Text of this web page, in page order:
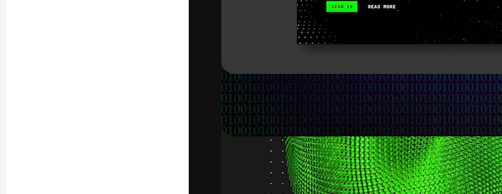
Copyright © 2010-2026Freepik Company S.L.U.